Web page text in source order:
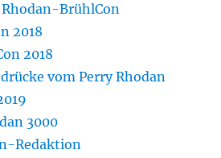
Rhodan-BrühlCon
2018
2018
vom Perry Rhodan
3000
Redaktion